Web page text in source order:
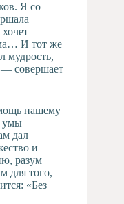
Я со
И тот же
мудрость,
— совершает
нашему
умы
дал
и
разум
для того,
«Без